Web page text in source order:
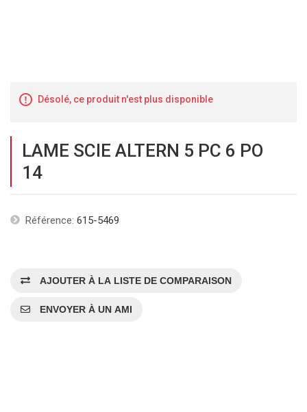
Désolé, ce produit n'est plus disponible
LAME SCIE ALTERN 5 PC 6 PO
14
Référence: 615-5469
AJOUTER À LA LISTE DE COMPARAISON
ENVOYER À UN AMI